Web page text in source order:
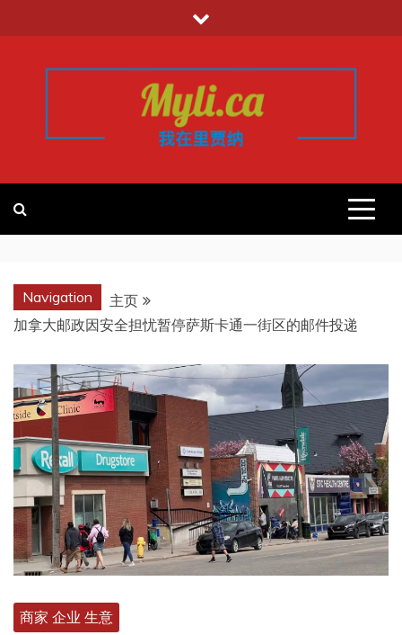
至
我的里贾纳
REGINA
Navigation
主页
加拿大邮政因安全担忧暂停萨斯卡通一街区的邮件投递
商家 企业 生意